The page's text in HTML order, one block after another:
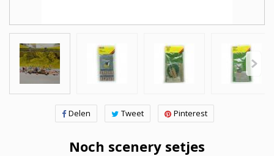
Delen Tweet Pinterest
Noch scenery setjes